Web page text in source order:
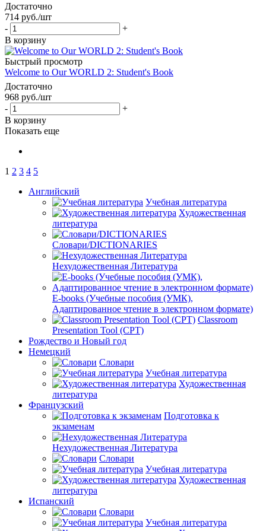
Достаточно
714 руб./шт
-
+
В корзину
Быстрый просмотр
Welcome to Our WORLD 2: Student's Book
Достаточно
968 руб./шт
-
+
В корзину
Показать еще
1 2 3 4 5
Английский
Учебная литература
Художественная
литература
Словари/DICTIONARIES
Нехудожественная Литература
E-books (Учебные пособия (УМК),
Адаптированное чтение в электронном формате)
Classroom
Presentation Tool (CPT)
Рождество и Новый год
Немецкий
Словари
Учебная литература
Художественная
литература
Французский
Подготовка к
экзаменам
Нехудожественная Литература
Словари
Учебная литература
Художественная
литература
Испанский
Словари
Учебная литература